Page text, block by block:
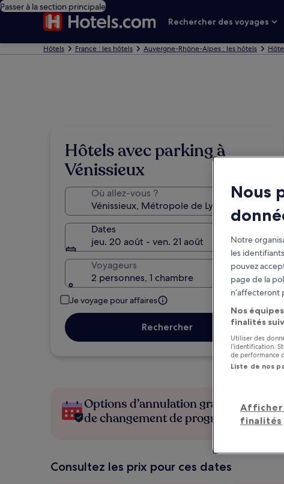
Passer à la section principale
Rechercher des voyages
Hôtels France : les hôtels Auvergne-Rhône-Alpes : les hôtels
Hôtels avec parking à
Vénissieux
Où allez-vous ?
Dates
jeu. 20 août - ven. 21 août
Voyageurs
2 personnes, 1 chambre
Je voyage pour affaires
Rechercher
Options d’annulation gratuite en cas
de changement de programme
Consultez les prix pour ces dates
Nous
Notre
les
pouvez
page de la
n’affecteront
Nos
finalités
Utiliser des
l’identification.
de performance
Liste de nos
Afficher
finalités